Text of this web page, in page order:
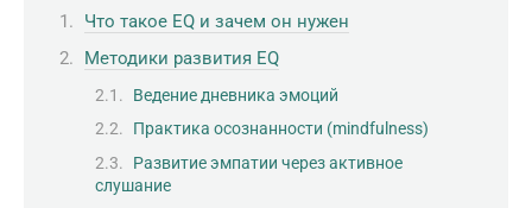
Что такое EQ и зачем он нужен
Методики развития EQ
Ведение дневника эмоций
Практика осознанности (mindfulness)
Развитие эмпатии через активное
слушание